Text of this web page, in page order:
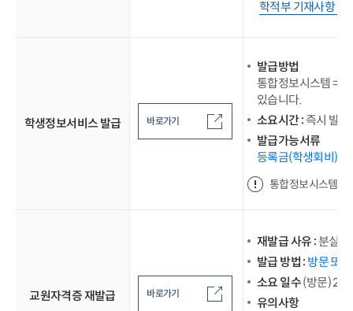
학적부 기재사항 정
학생정보서비스 발급 바로가기
발급방법
통합정보시스템 ⇒
있습니다.
소요시간 :즉시 발급
발급가능서류
등록금(학생회비) 납
통합정보시스템에
교원자격증 재발급 바로가기
재발급 사유 :분실
발급 방법 : 방문 또
소요 일수(방문)
유의사항